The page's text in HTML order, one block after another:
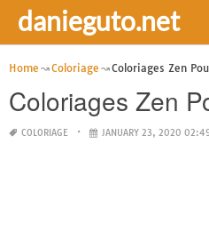
danieguto.net
Home Coloriage Coloriages Zen
Coloriages Zen
COLORIAGE JANUARY 23, 2020